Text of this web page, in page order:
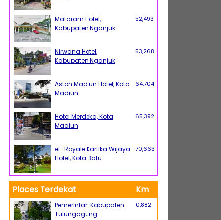
Mataram Hotel,
Kabupaten Nganjuk
52,493
Nirwana Hotel,
Kabupaten Nganjuk
53,268
Aston Madiun Hotel, Kota
Madiun
64,704
Hotel Merdeka, Kota
Madiun
65,392
eL-Royale Kartika Wijaya
Hotel, Kota Batu
70,663
Places Terdekat Km
Pemerintah Kabupaten
Tulungagung
0,882